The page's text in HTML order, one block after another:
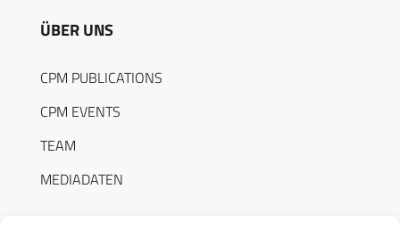
ÜBER UNS
CPM PUBLICATIONS
CPM EVENTS
TEAM
MEDIADATEN